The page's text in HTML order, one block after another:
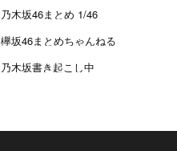
乃木坂46まとめ 1/46
欅坂46まとめちゃんねる
乃木坂書き起こし中